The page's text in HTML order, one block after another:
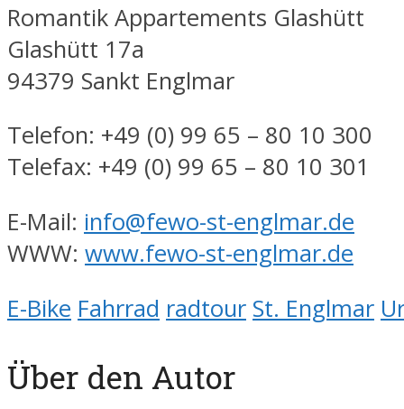
Romantik Appartements Glashütt
Glashütt 17a
94379 Sankt Englmar
Telefon: +49 (0) 99 65 – 80 10 300
Telefax: +49 (0) 99 65 – 80 10 301
E-Mail: info@fewo-st-englmar.de
WWW: www.fewo-st-englmar.de
E-Bike Fahrrad radtour St. Englmar
Über den Autor